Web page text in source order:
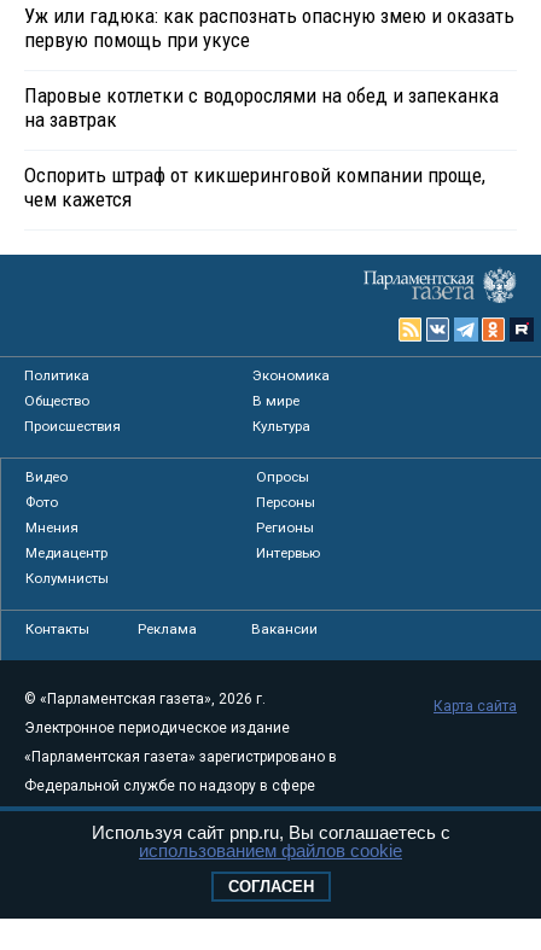
Уж или гадюка: как распознать опасную змею и оказать
первую помощь при укусе
Паровые котлетки с водорослями на обед и запеканка
на завтрак
Оспорить штраф от кикшеринговой компании проще,
чем кажется
Политика
Экономика
Общество
В мире
Происшествия
Культура
Видео
Опросы
Фото
Персоны
Мнения
Регионы
Медиацентр
Интервью
Колумнисты
Контакты Реклама Вакансии
© «Парламентская газета», 2026 г.
Электронное периодическое издание
«Парламентская газета» зарегистрировано в
Федеральной службе по надзору в сфере
связи, информационных технологий и
массовых коммуникаций (Роскомнадзор) 05
Свидетельство о регистрации Эл № ФС77-
Карта сайта
Используя сайт pnp.ru, Вы соглашаетесь с
использованием файлов cookie
СОГЛАСЕН